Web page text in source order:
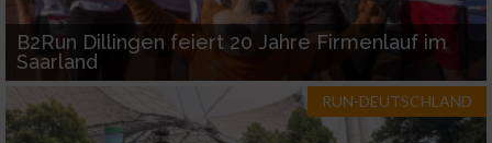
B2Run Dillingen feiert 20 Jahre Firmenlauf im
Saarland
RUN-DEUTSCHLAND
Informationen identifizieren
Nicht-IAB-Verarbeitungszwecke:
Notwendig